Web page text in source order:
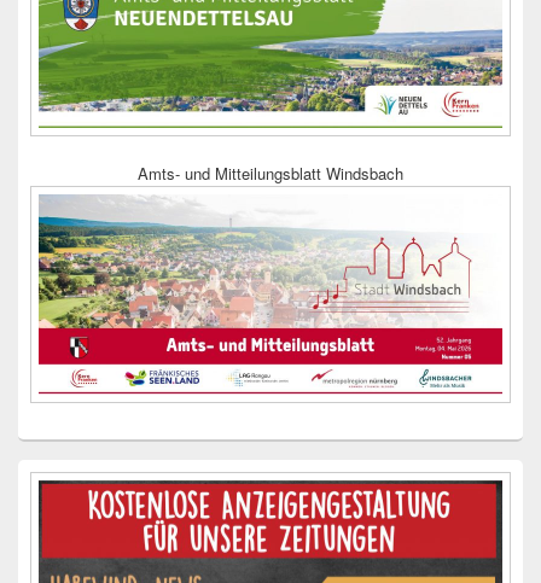
Amts- und Mitteilungsblatt Windsbach